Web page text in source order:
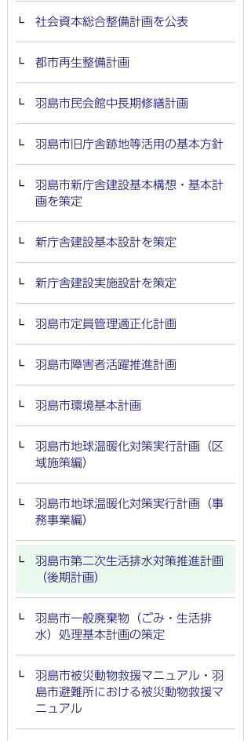
社会資本総合整備計画を公表
都市再生整備計画
羽島市民会館中長期修繕計画
羽島市旧庁舎跡地等活用の基本方針
羽島市新庁舎建設基本構想・基本計
画を策定
新庁舎建設基本設計を策定
新庁舎建設実施設計を策定
羽島市定員管理適正化計画
羽島市障害者活躍推進計画
羽島市環境基本計画
羽島市地球温暖化対策実行計画（区
域施策編）
羽島市地球温暖化対策実行計画（事
務事業編）
羽島市第二次生活排水対策推進計画
（後期計画）
羽島市一般廃棄物（ごみ・生活排
水）処理基本計画の策定
羽島市被災動物救援マニュアル・羽
島市避難所における被災動物救援マ
ニュアル